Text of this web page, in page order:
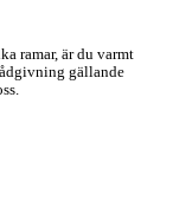
ramar, är du varmt
gällande